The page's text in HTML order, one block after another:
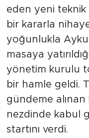
eden yeni teknik
bir kararla
yoğunlukla
masaya
yönetim kurulu
bir hamle geldi.
gündeme
nezdinde kabul
startını verdi.